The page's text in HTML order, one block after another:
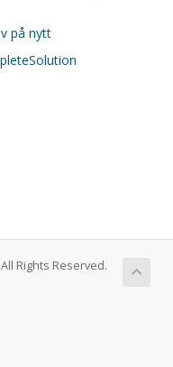
på nytt
Rights Reserved.